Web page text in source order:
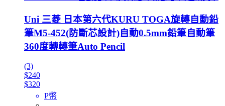
Uni 三菱 日本第六代KURU TOGA旋轉自動鉛
筆M5-452(防斷芯設計)自動0.5mm鉛筆自動筆
360度轉轉筆Auto Pencil
(3)
$240
$320
P幣